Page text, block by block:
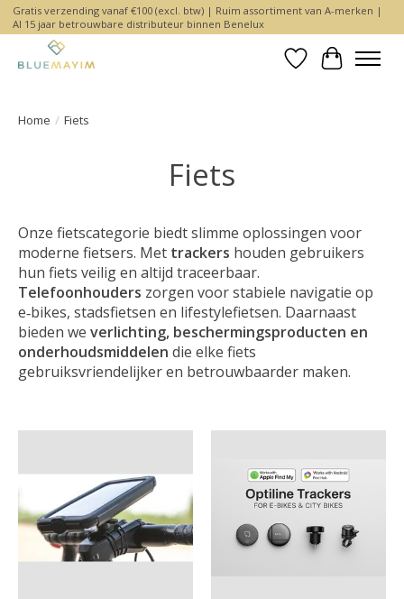
Gratis verzending vanaf €100 (excl. btw) | Ruim assortiment van A-merken |
Al 15 jaar betrouwbare distributeur binnen Benelux
Verlanglijst
Home / Fiets
Fiets
Onze fietscategorie biedt slimme oplossingen voor
moderne fietsers. Met trackers houden gebruikers
hun fiets veilig en altijd traceerbaar.
Telefoonhouders zorgen voor stabiele navigatie op
e‑bikes, stadsfietsen en lifestylefietsen. Daarnaast
bieden we verlichting, beschermingsproducten en
onderhoudsmiddelen die elke fiets
gebruiksvriendelijker en betrouwbaarder maken.